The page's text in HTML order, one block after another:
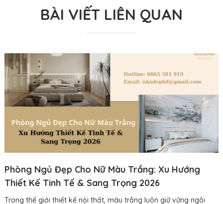
BÀI VIẾT LIÊN QUAN
Phòng Ngủ Đẹp Cho Nữ Màu Trắng: Xu Hướng
Thiết Kế Tinh Tế & Sang Trọng 2026
Trong thế giới thiết kế nội thất, màu trắng luôn giữ vững ngôi